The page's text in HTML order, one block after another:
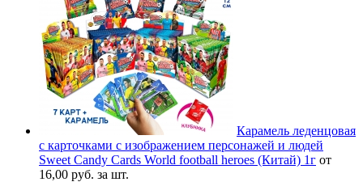
Карамель леденцовая
с карточками с изображением персонажей и людей
Sweet Candy Cards World football heroes (Китай) 1г от
16,00 руб. за шт.